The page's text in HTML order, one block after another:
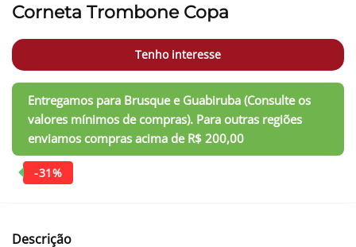
Corneta Trombone Copa
Tenho interesse
Descrição